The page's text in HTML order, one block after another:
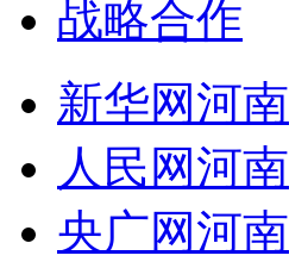
战略合作
新华网河南
人民网河南
央广网河南